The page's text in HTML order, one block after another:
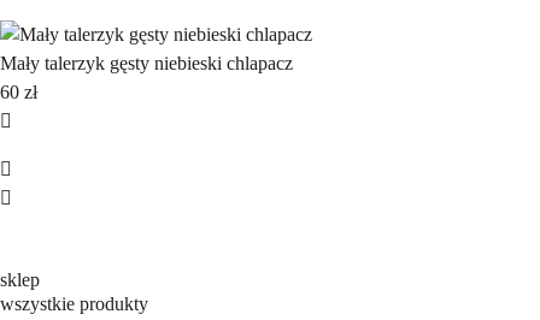
Mały talerzyk gęsty niebieski chlapacz
60 zł
sklep
wszystkie produkty